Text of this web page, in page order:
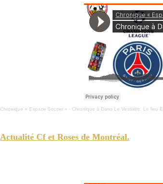
Chronique « Espace Soccer » · Chronique à Dans Le Vestiaire. Le lieu
Actualité Cf et Roses de Montréal.